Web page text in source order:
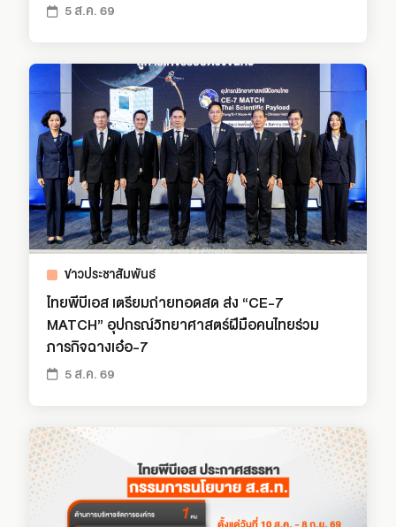
5 ส.ค. 69
ข่าวประชาสัมพันธ์
ไทยพีบีเอส เตรียมถ่ายทอดสด ส่ง “CE-7
MATCH” อุปกรณ์วิทยาศาสตร์ฝีมือคนไทยร่วม
ภารกิจฉางเอ๋อ-7
5 ส.ค. 69